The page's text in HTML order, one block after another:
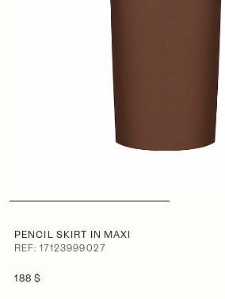
PENCIL SKIRT IN MAXI
REF: 17123999027
188 $